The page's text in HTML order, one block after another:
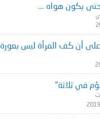
يكون هواه ...
أن كف المرأة ليس بعورة
في ثلاثة"